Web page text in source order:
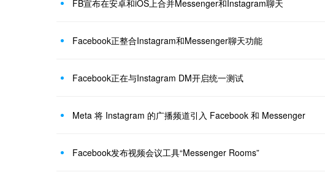
FB宣布在安卓和iOS上合并Messenger和Instagram聊天
Facebook正整合Instagram和Messenger聊天功能
Facebook正在与Instagram DM开启统一测试
Meta 将 Instagram 的广播频道引入 Facebook 和 Messenger
Facebook发布视频会议工具“Messenger Rooms”